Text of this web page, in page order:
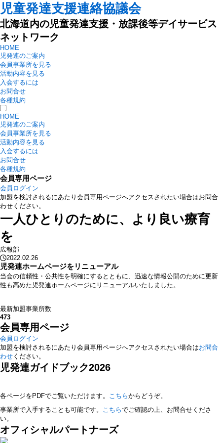
児童発達支援連絡協議会
北海道内の児童発達支援・放課後等デイサービス
ネットワーク
HOME
児発連のご案内
会員事業所を見る
活動内容を見る
入会するには
お問合せ
各種規約
HOME
児発連のご案内
会員事業所を見る
活動内容を見る
入会するには
お問合せ
各種規約
会員専用ページ
会員ログイン
加盟を検討されるにあたり会員専用ページへアクセスされたい場合はお問合
わせください。
一人ひとりのために、より良い療育
を
広報部
2022.02.26
児発連ホームページをリニューアル
当会の信頼性・公共性を明確にするとともに、迅速な情報公開のために更新
性も高めた児発連ホームページにリニューアルいたしました。
最新加盟事業所数
473
会員専用ページ
会員ログイン
加盟を検討されるにあたり会員専用ページへアクセスされたい場合はお問合
わせ ください。
児発連ガイドブック2026
各ページをPDFでご覧いただけます。 こちらからどうぞ。
事業所で入手することも可能です。 こちらでご確認の上、お問合せくださ
い。
オフィシャルパートナーズ